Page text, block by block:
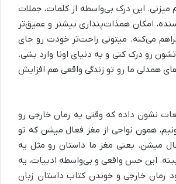
این درک بی‌واسطه از کلمات، جملات
امکان همذات‌پنداری بیشتر و عمیق‌تر
می‌کنه. میتونی راحت‌تر خودت رو جای
رو درک کنی و به دنیای اونا وارد بشی.
همدلی ما رو تو زندگی واقعی هم افزایش
نشون داده که وقتی یه رمان خارجی رو
همون نواحی از مغز فعال میشن که تو
میشن. یعنی مغز ما داستان رو مثل یه
این حس واقعی و بی‌واسطه ادبیات، یه
رمان خارجی و خوندن کتاب داستان زبان